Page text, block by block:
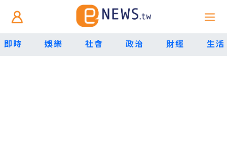
即時 娛樂 社會 政治 財經 生活